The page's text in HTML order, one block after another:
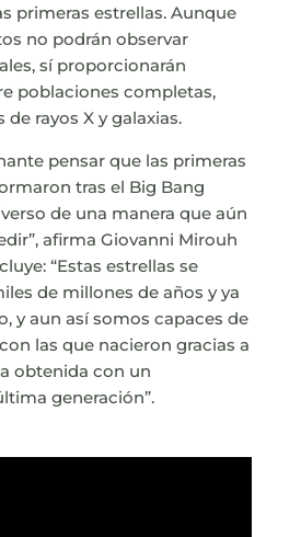
primeras estrellas. Aunque
no podrán observar
sí proporcionarán
poblaciones completas,
rayos X y galaxias.
pensar que las primeras
tras el Big Bang
de una manera que aún
afirma Giovanni Mirouh
“Estas estrellas se
de millones de años y ya
y aun así somos capaces de
las que nacieron gracias a
obtenida con un
generación”.